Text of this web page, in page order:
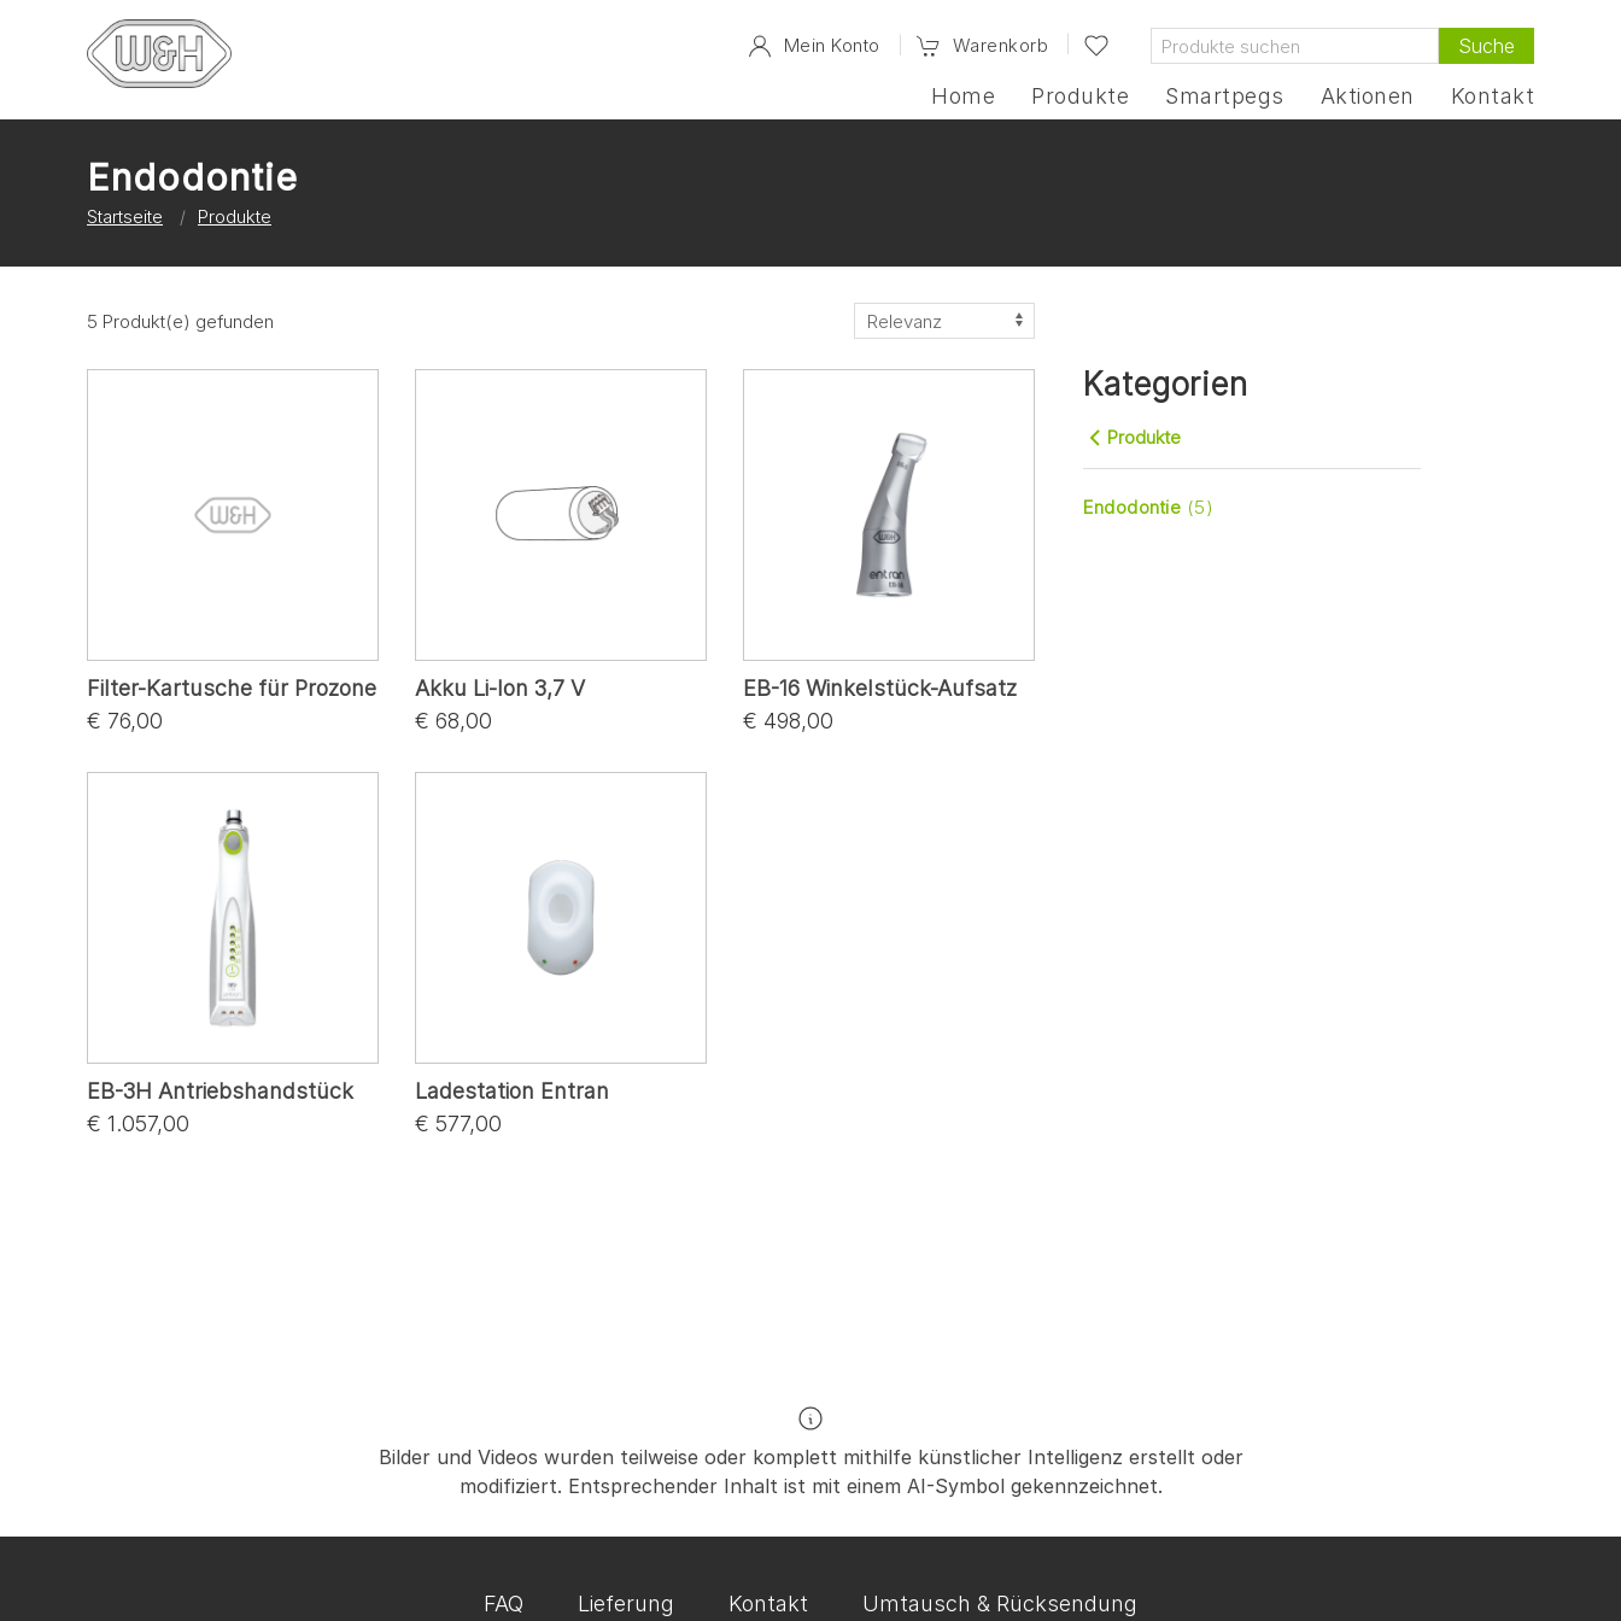
Mein Konto Warenkorb Suche
Home Produkte Smartpegs Aktionen Kontakt
Endodontie
Startseite Produkte
5 Produkt(e) gefunden
Filter-Kartusche für Prozone
€ 76,00
Akku Li-Ion 3,7 V
€ 68,00
EB-16 Winkelstück-Aufsatz
€ 498,00
EB-3H Antriebshandstück
€ 1.057,00
Ladestation Entran
€ 577,00
Kategorien
Produkte
Endodontie (5)
Bilder und Videos wurden teilweise oder komplett mithilfe künstlicher Intelligenz erstellt oder
modifiziert. Entsprechender Inhalt ist mit einem AI-Symbol gekennzeichnet.
FAQ Lieferung Kontakt Umtausch & Rücksendung